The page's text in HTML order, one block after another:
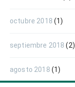
octubre 2018 (1)
septiembre 2018 (2)
agosto 2018 (1)